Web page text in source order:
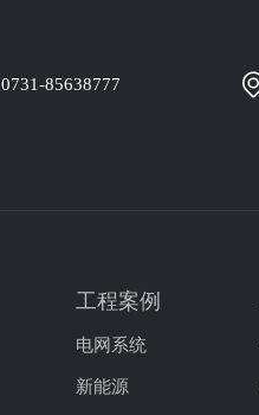
0731-85638777
工程案例
电网系统
新能源